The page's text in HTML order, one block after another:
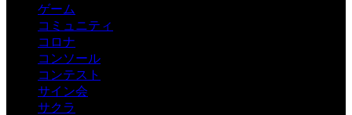
ゲーム
コミュニティ
コロナ
コンソール
コンテスト
サイン会
サクラ